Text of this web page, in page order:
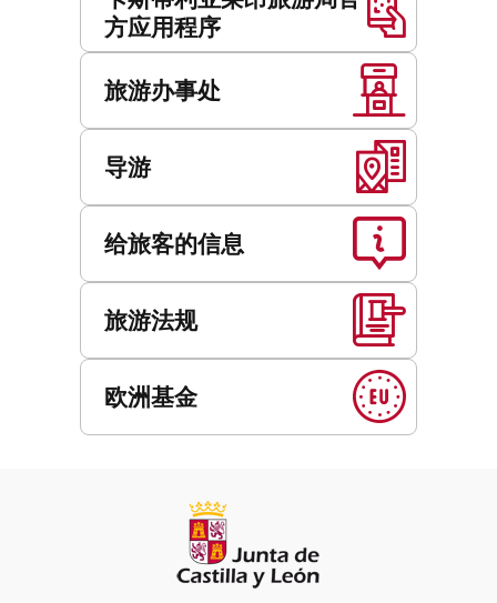
方应用程序
旅游办事处
导游
给旅客的信息
旅游法规
欧洲基金